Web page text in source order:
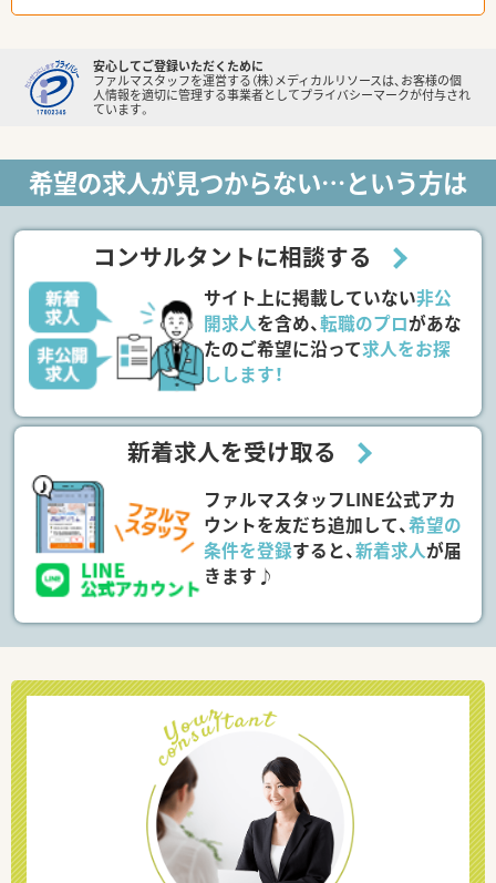
安心してご登録いただくために
ファルマスタッフを運営する（株）メディカルリソースは、お客様の個
人情報を適切に管理する事業者としてプライバシーマークが付与され
ています。
希望の求人が見つからない…という方は
コンサルタントに相談する
サイト上に掲載していない非公
開求人を含め、転職のプロがあな
たのご希望に沿って求人をお探
しします！
新着求人を受け取る
ファルマスタッフLINE公式アカ
ウントを友だち追加して、希望の
条件を登録すると、新着求人が届
きます♪